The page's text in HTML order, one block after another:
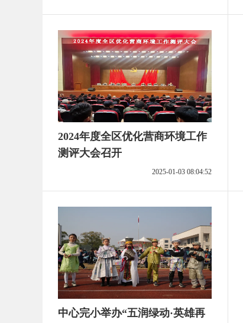
2024年度全区优化营商环境工作
测评大会召开
2025-01-03 08:04:52
中心完小举办“五润绿动·英雄再